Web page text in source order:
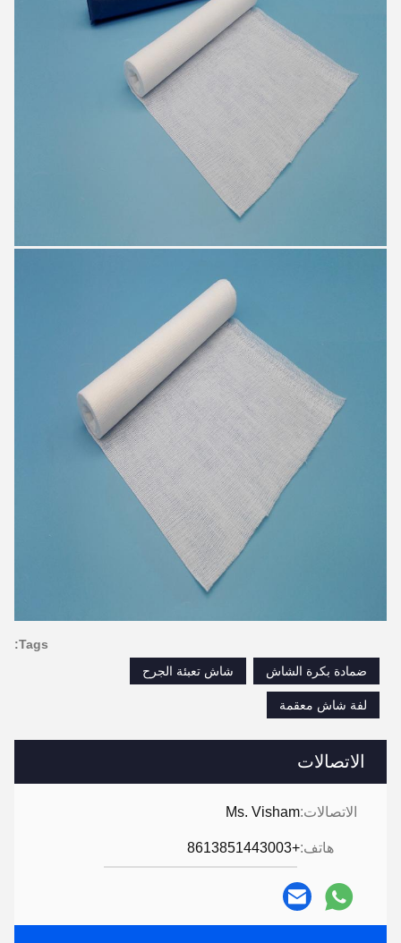
الاتصالات
الاتصالات:Ms. Visham
هاتف:+8613851443003
Tags:
ضمادة بكرة الشاش
شاش تعبئة الجرح
لفة شاش معقمة